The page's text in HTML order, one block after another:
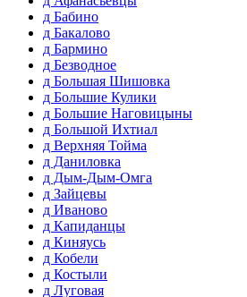
д Бабино
д Бакалово
д Бармино
д Безводное
д Большая Шишовка
д Большие Кулики
д Большие Наговицыны
д Большой Ихтиал
д Верхняя Тойма
д Даниловка
д Дым-Дым-Омга
д Зайцевы
д Иваново
д Капиданцы
д Киняусь
д Кобели
д Костыли
д Луговая